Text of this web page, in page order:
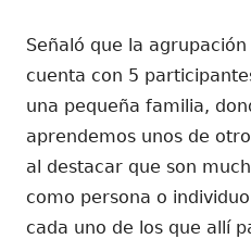
Señaló que la
cuenta con 5
una pequeña familia,
aprendemos unos de
al destacar que son
como persona o
cada uno de los que allí